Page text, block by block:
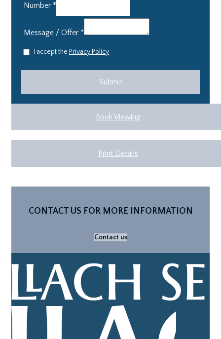
Number *
Message / Offer *
I accept the Privacy Policy
Book Viewing
Print Details
CONTACT US FOR MORE INFORMATION
Contact us